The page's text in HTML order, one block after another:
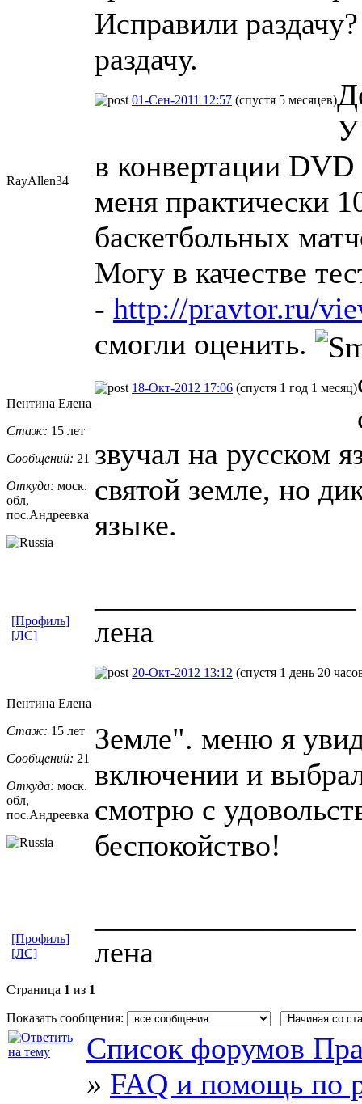
Исправили
раздачу.
RayAllen34
01-Сен-2011 12:57 (спустя 5 месяцев)
У
в конвертации
меня практически
баскетбольных
Могу в качестве
- http://pravtor.ru/
смогли оценить.
Пентина Елена
Стаж: 15 лет
Сообщений: 21
Откуда: моск.
обл,
пос.Андреевк​а
18-Окт-2012 17:06 (спустя 1 год 1 месяц)
звучал на русском
святой земле, но
языке.
лена
[Профиль]
[ЛС]
Пентина Елена
Стаж: 15 лет
Сообщений: 21
Откуда: моск.
обл,
пос.Андреевк​а
20-Окт-2012 13:12 (спустя 1 день 20
Земле". меню я
включении и
смотрю с
беспокойство!
лена
[Профиль]
[ЛС]
Страница 1 из 1
Показать сообщения:
Список форумов
» FAQ и помощь по